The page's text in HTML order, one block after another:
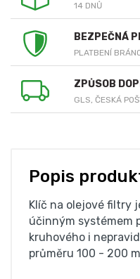
14 DNŮ
BEZPEČNÁ
PLATBENÍ
ZPŮSOB
GLS, ČESKÁ
Popis
Klíč na olejové filtry
účinným systémem
kruhového i
průměru 100 - 200